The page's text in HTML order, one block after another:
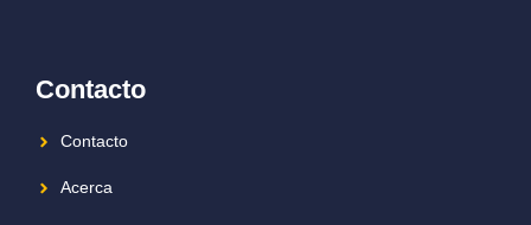
Contacto
Contacto
Acerca